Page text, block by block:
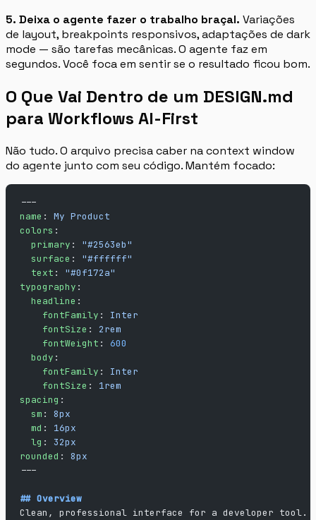
5. Deixa o agente fazer o trabalho braçal. Variações
de layout, breakpoints responsivos, adaptações de dark
mode — são tarefas mecânicas. O agente faz em
segundos. Você foca em sentir se o resultado ficou bom.
O Que Vai Dentro de um DESIGN.md
para Workflows AI-First
Não tudo. O arquivo precisa caber na context window
do agente junto com seu código. Mantém focado:
---
name : My Product
colors :
  primary
: "#2563eb"
  surface
: "#ffffff"
  text
: "#0f172a"
typography :
  headline
:
    fontFamily
: Inter
    fontSize
: 2rem
    fontWeight
: 600
  body
:
    fontFamily
: Inter
    fontSize
: 1rem
spacing :
  sm
: 8px
  md
: 16px
  lg
: 32px
rounded : 8px
---
## Overview
Clean, professional interface for a developer tool.